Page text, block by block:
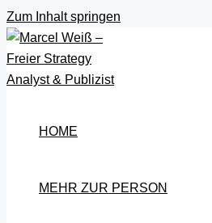
Zum Inhalt springen
HOME
MEHR ZUR PERSON